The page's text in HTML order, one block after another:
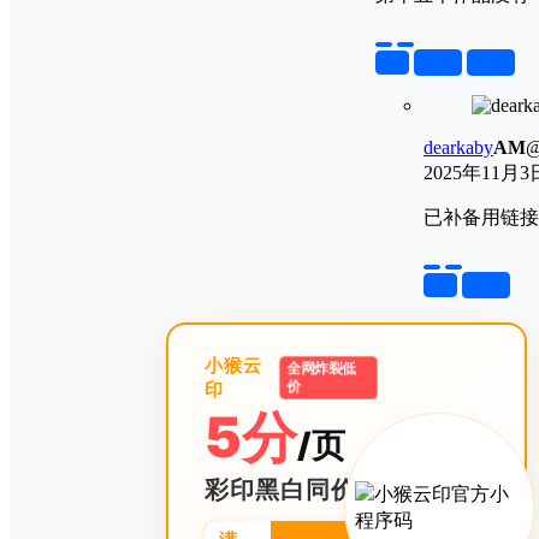
dearkabyAM
2025年11月3
已补备用链接
小猴云
印
全网炸裂低
价
5分/页
彩印黑白同价